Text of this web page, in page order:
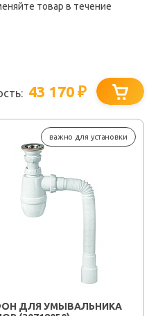
товар в течение
43 170₽
важно для установки
ДЛЯ УМЫВАЛЬНИКА